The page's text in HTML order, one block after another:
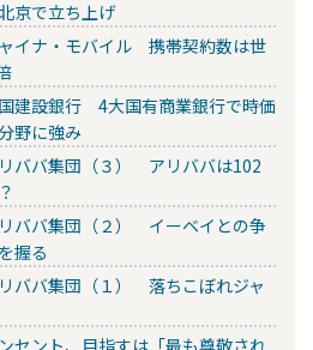
京で立ち上げ
イナ・モバイル 携帯契約数は世
建設銀行 4大国有商業銀行で時価
野に強み
ババ集団（３） アリババは102
ババ集団（２） イーベイとの争
握る
ババ集団（１） 落ちこぼれジャ